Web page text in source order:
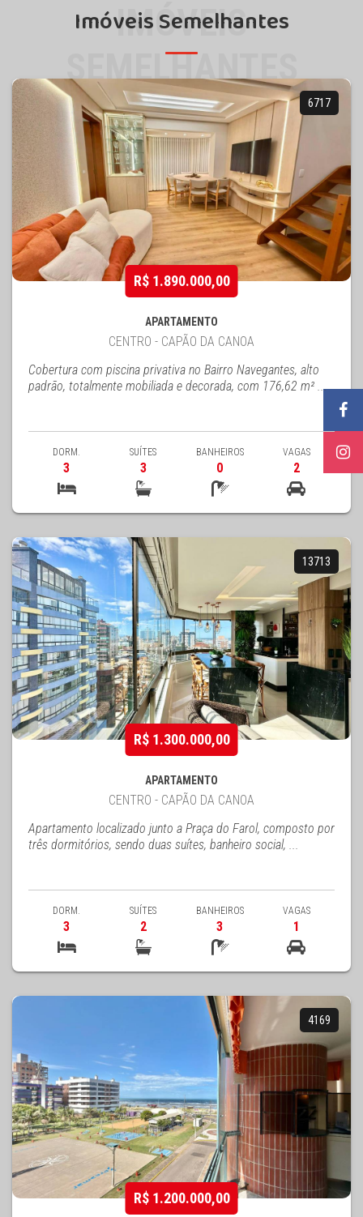
Imóveis Semelhantes
IMÓVEIS
SEMELHANTES
6717
R$ 1.890.000,00
APARTAMENTO
CENTRO - CAPÃO DA CANOA
Cobertura com piscina privativa no Bairro Navegantes, alto
padrão, totalmente mobiliada e decorada, com 176,62 m² ...
DORM.
3
SUÍTES
3
BANHEIROS
0
VAGAS
2
13713
R$ 1.300.000,00
APARTAMENTO
CENTRO - CAPÃO DA CANOA
Apartamento localizado junto a Praça do Farol, composto por
três dormitórios, sendo duas suítes, banheiro social, ...
DORM.
3
SUÍTES
2
BANHEIROS
3
VAGAS
1
4169
R$ 1.200.000,00